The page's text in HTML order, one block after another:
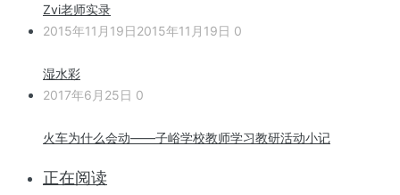
Zvi老师实录
2015年11月19日2015年11月19日 0
湿水彩
2017年6月25日 0
火车为什么会动——子峪学校教师学习教研活动小记
正在阅读